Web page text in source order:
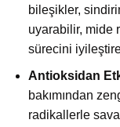
bileşikler,
uyarabilir, mide
sürecini
Antioksidan
bakımından
radikallerle